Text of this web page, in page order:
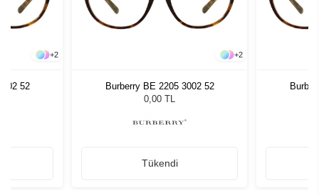
+2
52
+2
Burberry BE 2205 3002 52
0,00 TL
Tükendi